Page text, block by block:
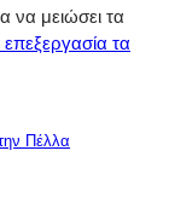
να μειώσει τα
τα
Πέλλα